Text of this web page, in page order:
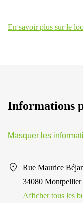
En savoir plus sur le
Informations
Masquer les
Rue Maurice
34080 Montpellier
Afficher tous les